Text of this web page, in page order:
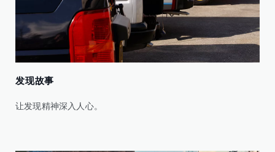
发现故事
让发现精神深入人心。